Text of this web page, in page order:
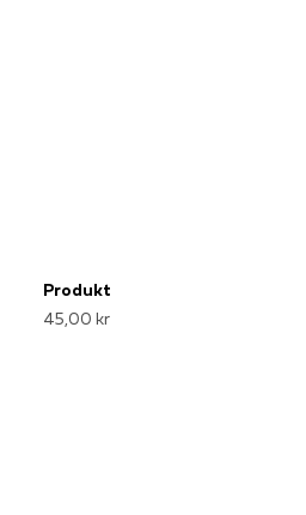
Produkt
45,00 kr